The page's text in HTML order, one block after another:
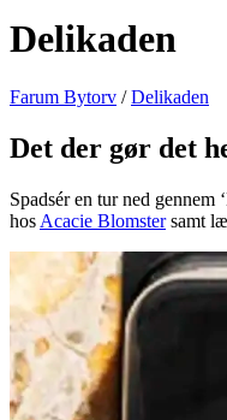
Delikaden
Farum Bytorv /Delikaden
Det der gør det
Spadsér en tur ned
hos Acacie Blomstersamt